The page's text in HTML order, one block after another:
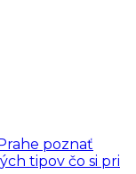
poznať
tipov čo si pri